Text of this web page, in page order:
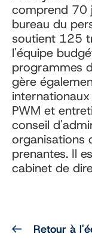
comprend 70
bureau du
soutient 125
l'équipe
programmes
gère
internationaux
PWM et
conseil
organisations
prenantes. Il
cabinet de
Retour à